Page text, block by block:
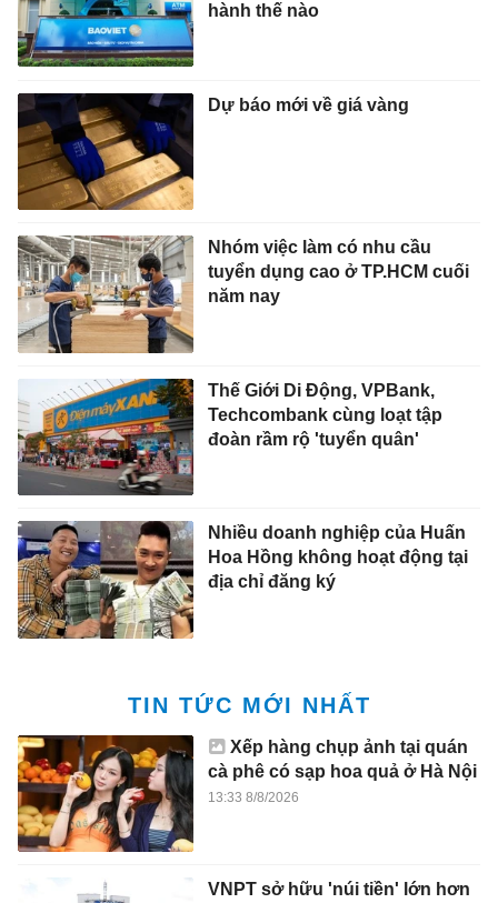
hành thế nào
Dự báo mới về giá vàng
Nhóm việc làm có nhu cầu
tuyển dụng cao ở TP.HCM cuối
năm nay
Thế Giới Di Động, VPBank,
Techcombank cùng loạt tập
đoàn rầm rộ 'tuyển quân'
Nhiều doanh nghiệp của Huấn
Hoa Hồng không hoạt động tại
địa chỉ đăng ký
TIN TỨC MỚI NHẤT
Xếp hàng chụp ảnh tại quán
cà phê có sạp hoa quả ở Hà Nội
13:33 8/8/2026
VNPT sở hữu 'núi tiền' lớn hơn